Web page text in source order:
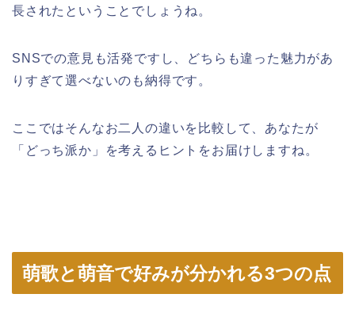
長されたということでしょうね。
SNSでの意見も活発ですし、どちらも違った魅力があ
りすぎて選べないのも納得です。
ここではそんなお二人の違いを比較して、あなたが
「どっち派か」を考えるヒントをお届けしますね。
萌歌と萌音で好みが分かれる3つの点